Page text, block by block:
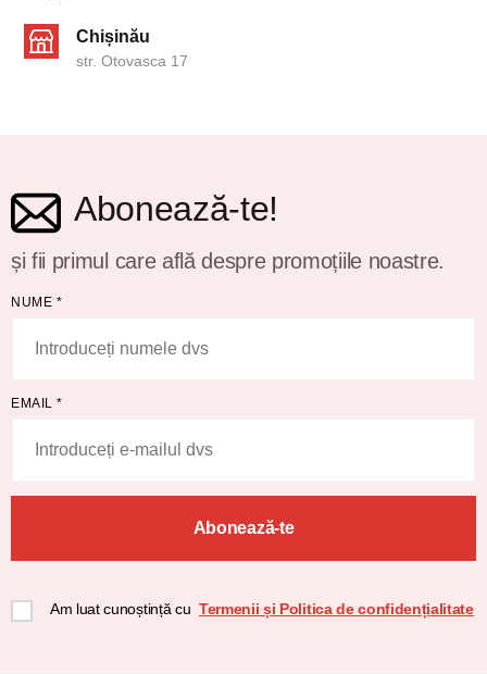
Chișinău
str. Otovasca 17
Abonează-te!
și fii primul care află despre promoțiile noastre.
NUME *
EMAIL *
Abonează-te
Am luat cunoștință cu Termenii și Politica de confidențialitate